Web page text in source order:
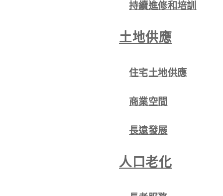
持續進修和培訓
土地供應
住宅土地供應
商業空間
長遠發展
人口老化